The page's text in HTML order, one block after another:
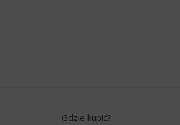
Gdzie kupić?